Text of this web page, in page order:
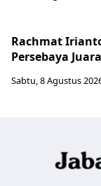
Rachmat
Persebaya Juara
Sabtu, 8 Agustus